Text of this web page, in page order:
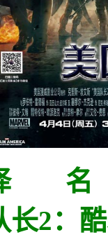
名 美
长2：